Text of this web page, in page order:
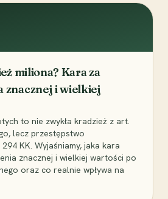
miliona? Kara za
znacznej i wielkiej
to nie zwykła kradzież z art.
lecz przestępstwo
KK. Wyjaśniamy, jaka kara
znacznej i wielkiej wartości po
oraz co realnie wpływa na